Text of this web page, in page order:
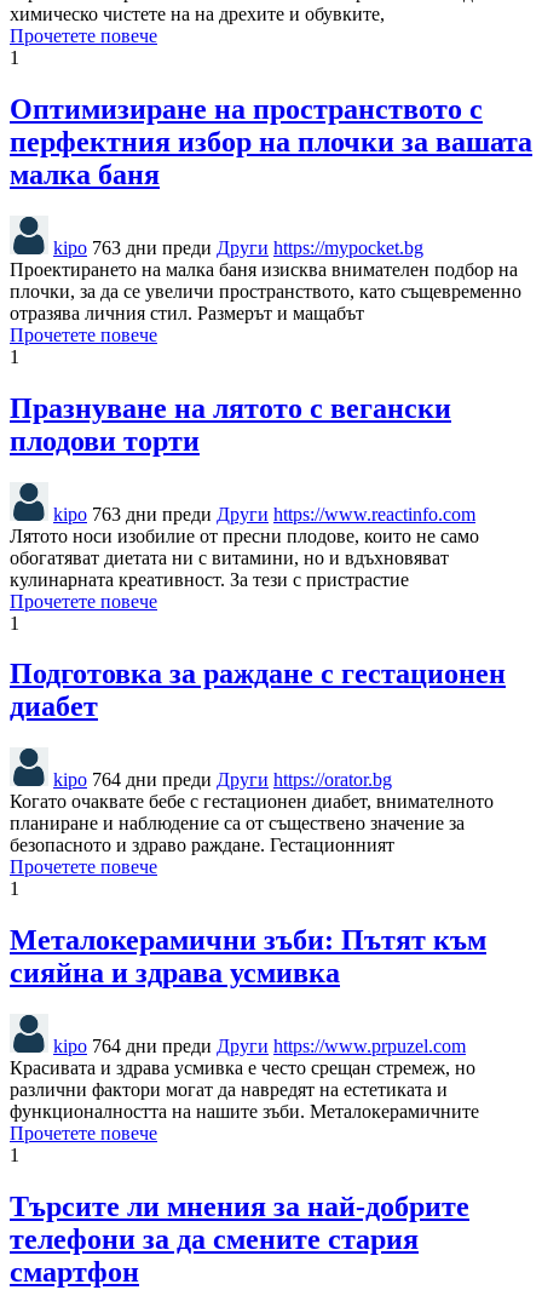
химическо чистете на на дрехите и обувките,
Прочетете повече
1
Оптимизиране на пространството с
перфектния избор на плочки за вашата
малка баня
kipo 763 дни преди Други https://mypocket.bg
Проектирането на малка баня изисква внимателен подбор на
плочки, за да се увеличи пространството, като същевременно
отразява личния стил. Размерът и мащабът
Прочетете повече
1
Празнуване на лятото с вегански
плодови торти
kipo 763 дни преди Други https://www.reactinfo.com
Лятото носи изобилие от пресни плодове, които не само
обогатяват диетата ни с витамини, но и вдъхновяват
кулинарната креативност. За тези с пристрастие
Прочетете повече
1
Подготовка за раждане с гестационен
диабет
kipo 764 дни преди Други https://orator.bg
Когато очаквате бебе с гестационен диабет, внимателното
планиране и наблюдение са от съществено значение за
безопасното и здраво раждане. Гестационният
Прочетете повече
1
Металокерамични зъби: Пътят към
сияйна и здрава усмивка
kipo 764 дни преди Други https://www.prpuzel.com
Красивата и здрава усмивка е често срещан стремеж, но
различни фактори могат да навредят на естетиката и
функционалността на нашите зъби. Металокерамичните
Прочетете повече
1
Търсите ли мнения за най-добрите
телефони за да смените стария
смартфон